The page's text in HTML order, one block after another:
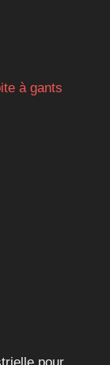
à gants